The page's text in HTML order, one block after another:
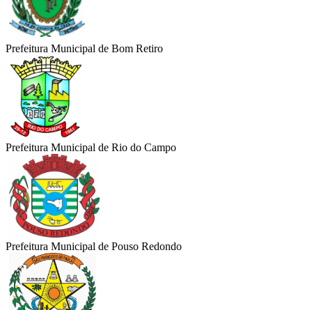
Prefeitura Municipal de Bom Retiro
Prefeitura Municipal de Rio do Campo
Prefeitura Municipal de Pouso Redondo